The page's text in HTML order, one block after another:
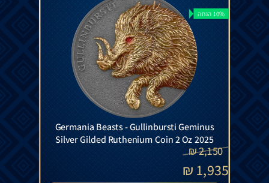
10% הנחה
Germania Beasts - Gullinbursti Geminus
Silver Gilded Ruthenium Coin 2 Oz 2025
2,150
₪
1,935
₪